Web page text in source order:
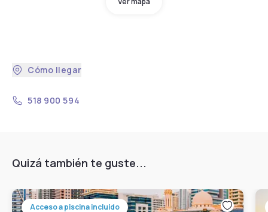
Cómo llegar
518 900 594
Quizá también te guste...
Acceso a piscina incluido